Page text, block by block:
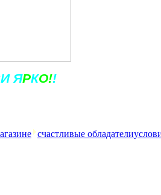
И ЯРКО!!
счастливые обладатели